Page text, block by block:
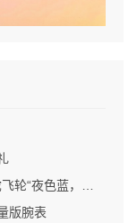
云50”陶瓷腕表
版腕表